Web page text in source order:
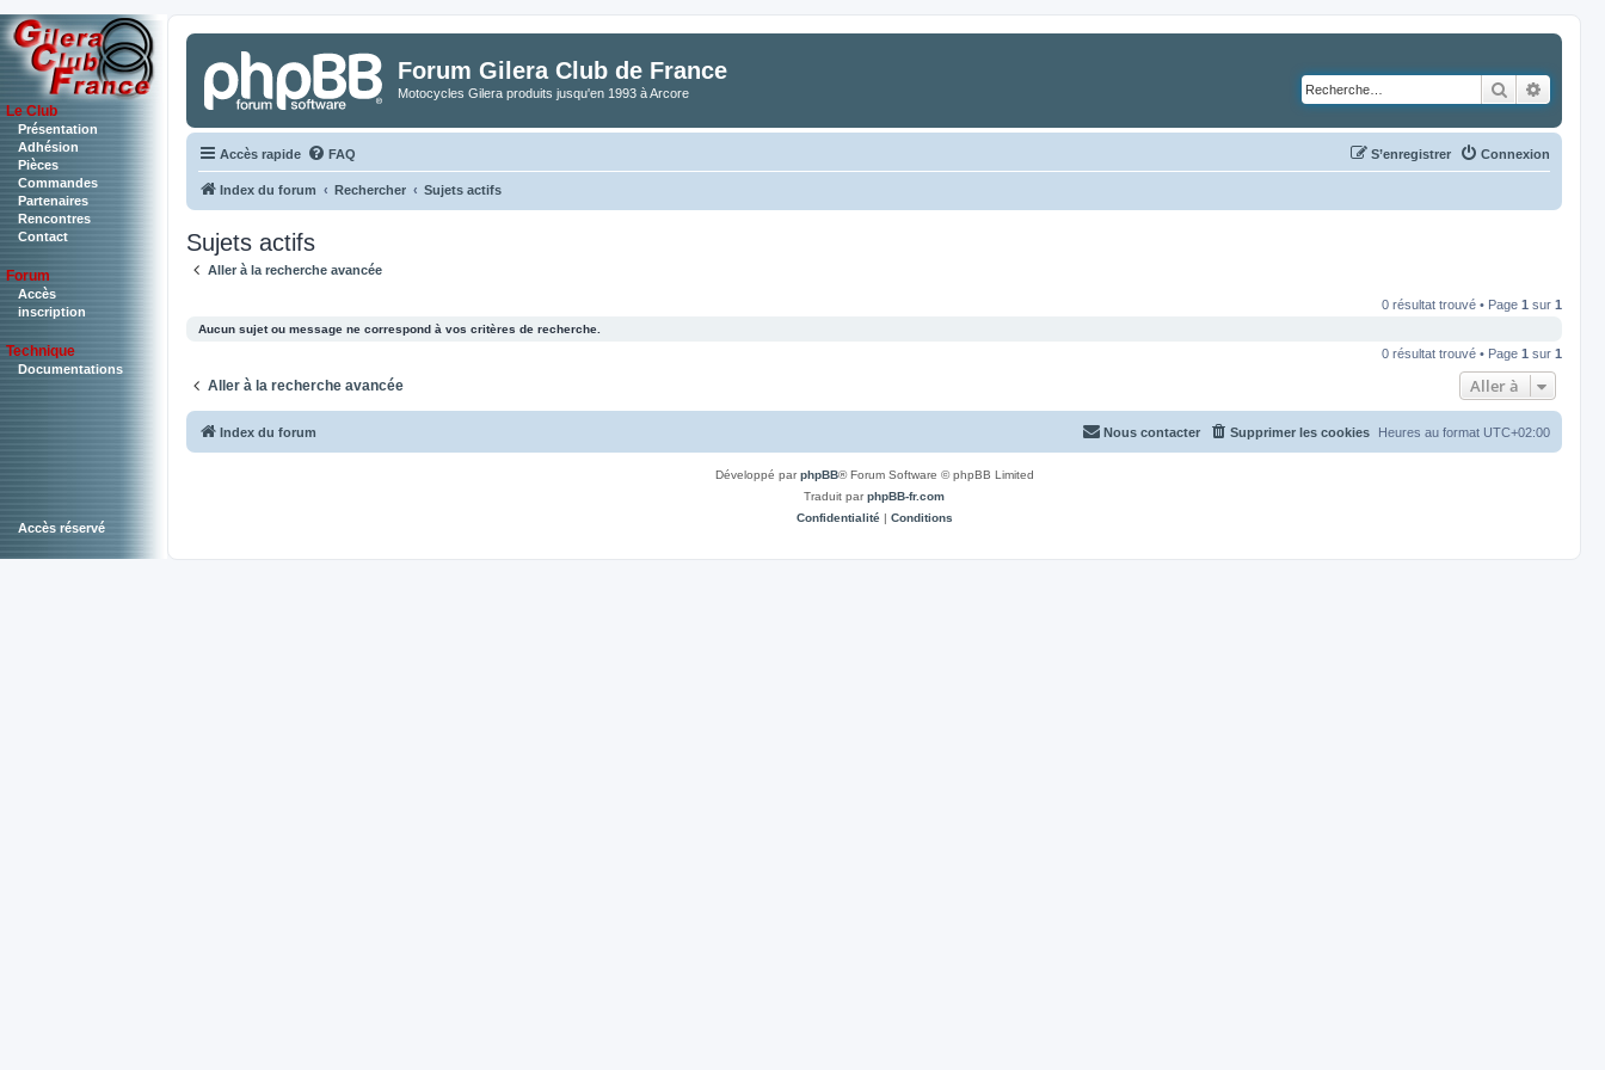
Le Club
Présentation
Adhésion
Pièces
Commandes
Partenaires
Rencontres
Contact
Forum
Accès
inscription
Technique
Documentations
Accès réservé
Forum Gilera Club de France
Motocycles Gilera produits jusqu'en 1993 à Arcore Rechercher
Accès rapide FAQ Connexion
S’enregistrer
Index du forum Rechercher Sujets actifs
Sujets actifs
Aller à la recherche avancée
0 résultat trouvé • Page 1 sur 1
Aucun sujet ou message ne correspond à vos critères de recherche.
0 résultat trouvé • Page 1 sur 1
Aller à la recherche avancée Aller à
Index du forum Heures au format UTC+02:00
Supprimer les cookies
Nous contacter
Développé parphpBB® Forum Software © phpBB Limited
Traduit parphpBB-fr.com
Confidentialité| Conditions